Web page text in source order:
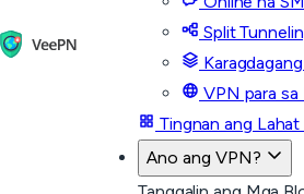
Split
VPN para sa
Tingnan ang
Ano ang VPN?